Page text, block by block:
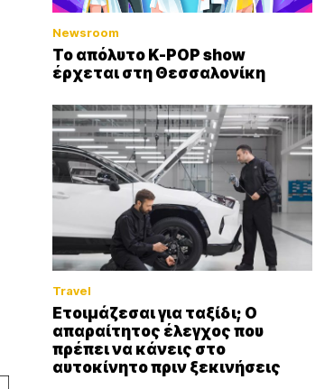
Newsroom
Το απόλυτο K-POP show
έρχεται στη Θεσσαλονίκη
Travel
Ετοιμάζεσαι για ταξίδι; Ο
απαραίτητος έλεγχος που
πρέπει να κάνεις στο
αυτοκίνητο πριν ξεκινήσεις